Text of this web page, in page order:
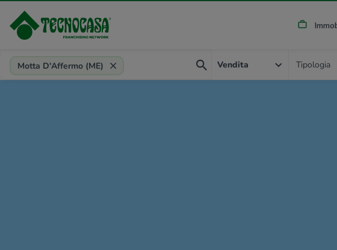
Provincia, comune, zona, riferimento
Motta D'Affermo (ME) Vendita Tipologia